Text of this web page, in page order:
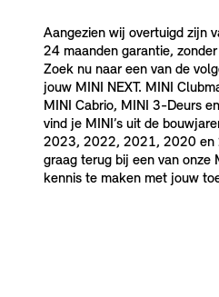
Aangezien wij overtuigd zijn
24 maanden garantie,
Zoek nu naar een van de
jouw MINI NEXT. MINI
MINI Cabrio, MINI 3-Deurs
vind je MINI’s uit de
2023, 2022, 2021, 2020 en
graag terug bij een van onze
kennis te maken met jouw